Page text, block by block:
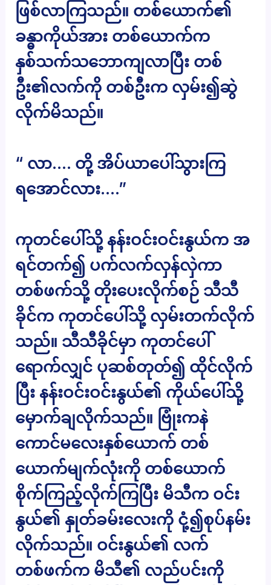
ဖြစ်လာကြသည်။ တစ်ယောက်၏
ခန္ဓာကိုယ်အား တစ်ယောက်က
နှစ်သက်သဘောကျလာပြီး တစ်
ဦး၏လက်ကို တစ်ဦးက လှမ်း၍ဆွဲ
လိုက်မိသည်။
“ လာ…. တို့ အိပ်ယာပေါ်သွားကြ
ရအောင်လား….”
ကုတင်ပေါ်သို့ နန်းဝင်းဝင်းနွယ်က အ
ရင်တက်၍ ပက်လက်လှန်လှဲကာ
တစ်ဖက်သို့ တိုးပေးလိုက်စဉ် သီသီ
ခိုင်က ကုတင်ပေါ်သို့ လှမ်းတက်လိုက်
သည်။ သီသီခိုင်မှာ ကုတင်ပေါ်
ရောက်လျှင် ပုဆစ်တုတ်၍ ထိုင်လိုက်
ပြီး နန်းဝင်းဝင်းနွယ်၏ ကိုယ်ပေါ်သို့
မှောက်ချလိုက်သည်။ ဗြုံးကနဲ
ကောင်မလေးနှစ်ယောက် တစ်
ယောက်မျက်လုံးကို တစ်ယောက်
စိုက်ကြည့်လိုက်ကြပြီး မိသီက ဝင်း
နွယ်၏ နှုတ်ခမ်းလေးကို ငုံ့၍စုပ်နမ်း
လိုက်သည်။ ဝင်းနွယ်၏ လက်
တစ်ဖက်က မိသီ၏ လည်ပင်းကို